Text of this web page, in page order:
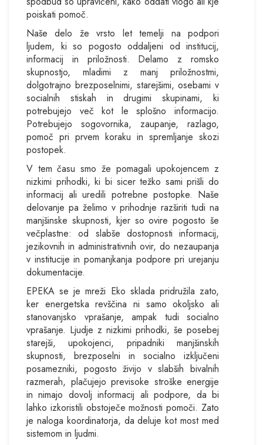
poiskati pomoč.
Naše delo že vrsto let temelji na podpori
ljudem, ki so pogosto oddaljeni od institucij,
informacij in priložnosti. Delamo z romsko
skupnostjo, mladimi z manj priložnostmi,
dolgotrajno brezposelnimi, starejšimi, osebami v
socialnih stiskah in drugimi skupinami, ki
potrebujejo več kot le splošno informacijo.
Potrebujejo sogovornika, zaupanje, razlago,
pomoč pri prvem koraku in spremljanje skozi
postopek.
V tem času smo že pomagali upokojencem z
nizkimi prihodki, ki bi sicer težko sami prišli do
informacij ali uredili potrebne postopke. Naše
delovanje pa želimo v prihodnje razširiti tudi na
manjšinske skupnosti, kjer so ovire pogosto še
večplastne: od slabše dostopnosti informacij,
jezikovnih in administrativnih ovir, do nezaupanja
v institucije in pomanjkanja podpore pri urejanju
dokumentacije.
EPEKA se je mreži Eko sklada pridružila zato,
ker energetska revščina ni samo okoljsko ali
stanovanjsko vprašanje, ampak tudi socialno
vprašanje. Ljudje z nizkimi prihodki, še posebej
starejši, upokojenci, pripadniki manjšinskih
skupnosti, brezposelni in socialno izključeni
posamezniki, pogosto živijo v slabših bivalnih
razmerah, plačujejo previsoke stroške energije
in nimajo dovolj informacij ali podpore, da bi
lahko izkoristili obstoječe možnosti pomoči. Zato
je naloga koordinatorja, da deluje kot most med
sistemom in ljudmi.